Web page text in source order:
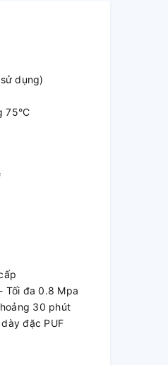
dụng)
75°C
Tối đa 0.8 Mpa
30 phút
đặc PUF